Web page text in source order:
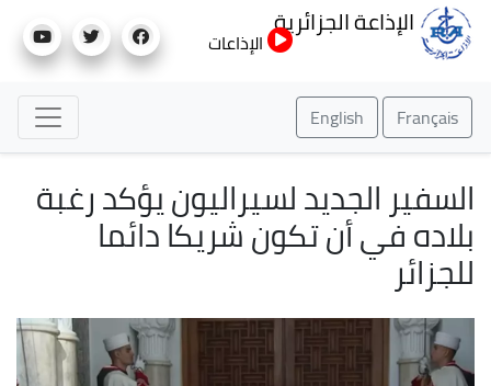
إلى
الإذاعة الجزائرية
الإذاعات
Français
English
السفير الجديد لسيراليون يؤكد رغبة
بلاده في أن تكون شريكا دائما
للجزائر